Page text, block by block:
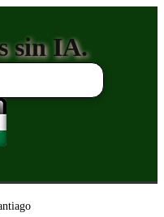
sin IA.